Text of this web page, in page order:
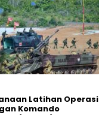
Latihan Operasi
Komando